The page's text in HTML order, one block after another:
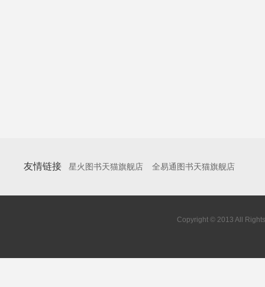
友情链接 星火图书天猫旗舰店 全易通图书天猫旗舰店
Copyright © 2013 All